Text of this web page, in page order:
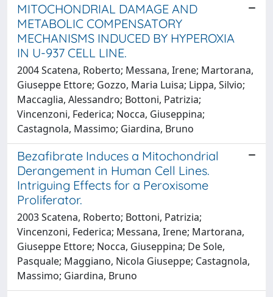
MITOCHONDRIAL DAMAGE AND
METABOLIC COMPENSATORY
MECHANISMS INDUCED BY HYPEROXIA
IN U-937 CELL LINE.
2004 Scatena, Roberto; Messana, Irene; Martorana,
Giuseppe Ettore; Gozzo, Maria Luisa; Lippa, Silvio;
Maccaglia, Alessandro; Bottoni, Patrizia;
Vincenzoni, Federica; Nocca, Giuseppina;
Castagnola, Massimo; Giardina, Bruno
Bezafibrate Induces a Mitochondrial
Derangement in Human Cell Lines.
Intriguing Effects for a Peroxisome
Proliferator.
2003 Scatena, Roberto; Bottoni, Patrizia;
Vincenzoni, Federica; Messana, Irene; Martorana,
Giuseppe Ettore; Nocca, Giuseppina; De Sole,
Pasquale; Maggiano, Nicola Giuseppe; Castagnola,
Massimo; Giardina, Bruno